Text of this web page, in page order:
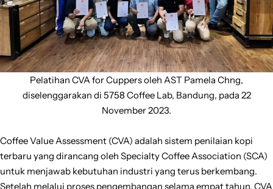
Pelatihan CVA for Cuppers oleh AST Pamela Chng,
diselenggarakan di 5758 Coffee Lab, Bandung, pada 22
November 2023.
Coffee Value Assessment (CVA) adalah sistem penilaian kopi
terbaru yang dirancang oleh Specialty Coffee Association (SCA)
untuk menjawab kebutuhan industri yang terus berkembang.
Setelah melalui proses pengembangan selama empat tahun, CVA